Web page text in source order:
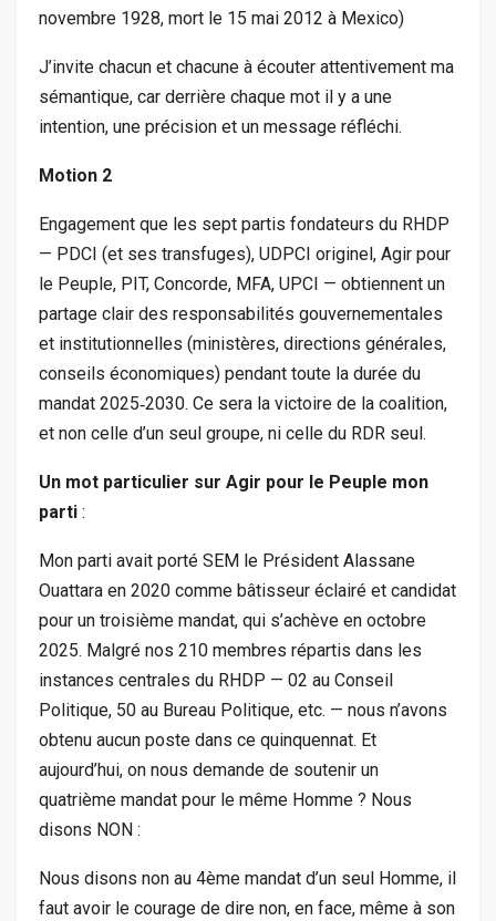
novembre 1928, mort le 15 mai 2012 à Mexico)
J’invite chacun et chacune à écouter attentivement ma
sémantique, car derrière chaque mot il y a une
intention, une précision et un message réfléchi.
Motion 2
Engagement que les sept partis fondateurs du RHDP
— PDCI (et ses transfuges), UDPCI originel, Agir pour
le Peuple, PIT, Concorde, MFA, UPCI — obtiennent un
partage clair des responsabilités gouvernementales
et institutionnelles (ministères, directions générales,
conseils économiques) pendant toute la durée du
mandat 2025‑2030. Ce sera la victoire de la coalition,
et non celle d’un seul groupe, ni celle du RDR seul.
Un mot particulier sur Agir pour le Peuple mon
parti :
Mon parti avait porté SEM le Président Alassane
Ouattara en 2020 comme bâtisseur éclairé et candidat
pour un troisième mandat, qui s’achève en octobre
2025. Malgré nos 210 membres répartis dans les
instances centrales du RHDP — 02 au Conseil
Politique, 50 au Bureau Politique, etc. — nous n’avons
obtenu aucun poste dans ce quinquennat. Et
aujourd’hui, on nous demande de soutenir un
quatrième mandat pour le même Homme ? Nous
disons NON :
Nous disons non au 4ème mandat d’un seul Homme, il
faut avoir le courage de dire non, en face, même à son